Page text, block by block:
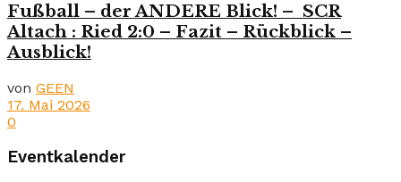
Fußball – der ANDERE Blick! – SCR
Altach : Ried 2:0 – Fazit – Rückblick –
Ausblick!
von GEEN
17. Mai 2026
0
Eventkalender